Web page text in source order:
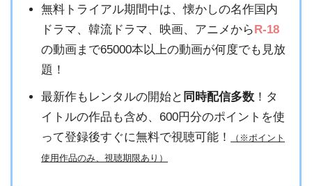
無料トライアル期間中は、懐かしの名作国内
ドラマ、韓流ドラマ、映画、アニメからR-18
の動画まで65000本以上の動画が何度でも見放
題！
最新作もレンタルの開始と 同時配信多数 ！タ
イトルの作品も含め、600円分のポイントを使
って登録後すぐに無料で視聴可能！
（※ポイント
使用作品のみ、視聴期限あり）